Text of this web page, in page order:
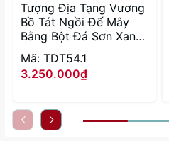
Tượng Địa Tạng Vương
Bồ Tát Ngồi Đế Mây
Bằng Bột Đá Sơn Xanh
Cao 30 – 48 cm
Mã: TDT54.1
3.250.000₫